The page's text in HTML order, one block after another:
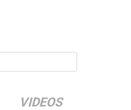
VIDEOS